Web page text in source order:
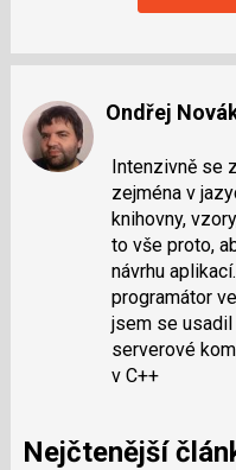
Ondřej
Intenzivně se
zejména v
knihovny,
to vše proto,
návrhu
programátor
jsem se
serverové
v C++
Nejčtenější